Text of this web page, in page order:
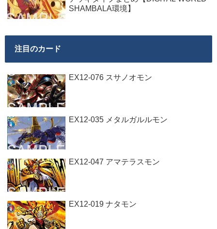
SHAMBALA環境】
注目のカード
EX12-076 スサノオモン
EX12-035 メタルガルルモン
EX12-047 アマテラスモン
EX12-019 ナタモン